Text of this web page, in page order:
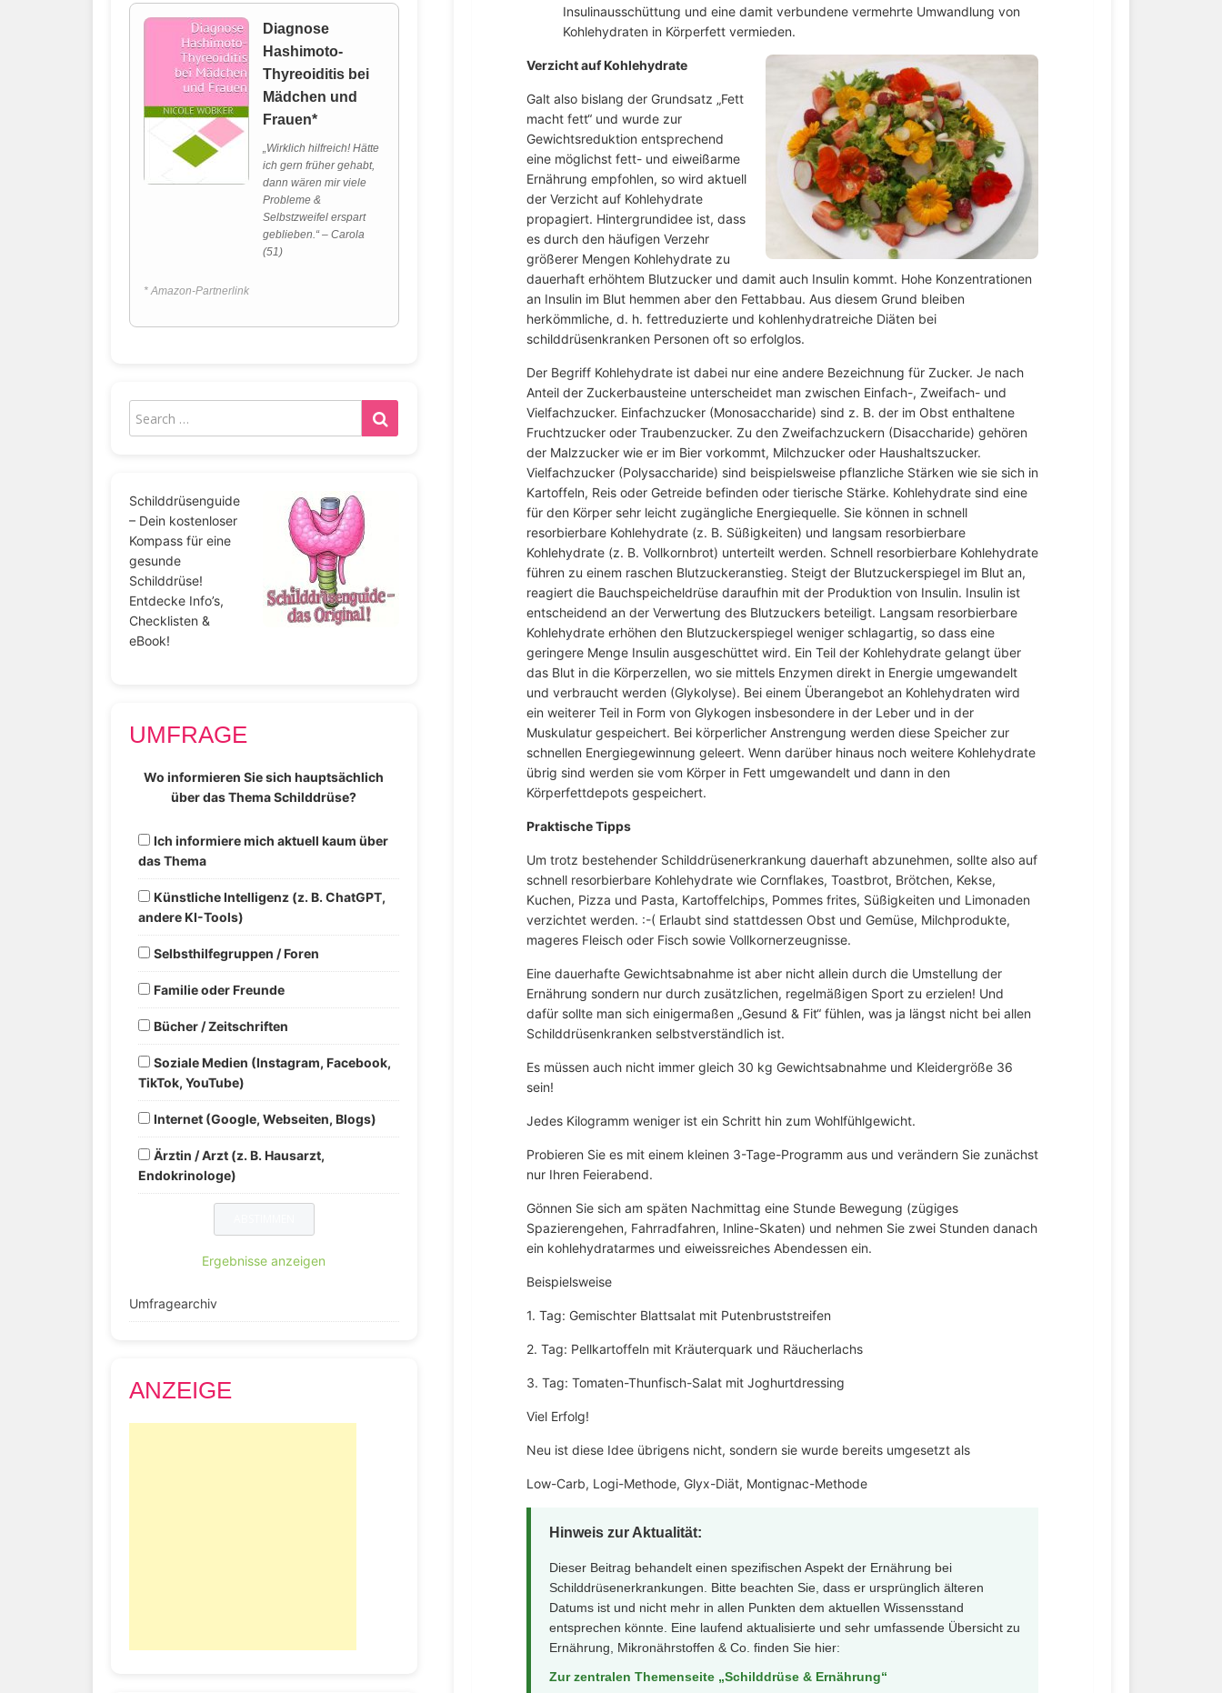
Insulinausschüttung und eine damit verbundene vermehrte Umwandlung von
Kohlehydraten in Körperfett vermieden.
Verzicht auf Kohlehydrate
Galt also bislang der Grundsatz „Fett
macht fett“ und wurde zur
Gewichtsreduktion entsprechend
eine möglichst fett- und eiweißarme
Ernährung empfohlen, so wird aktuell
der Verzicht auf Kohlehydrate
propagiert. Hintergrundidee ist, dass
es durch den häufigen Verzehr
größerer Mengen Kohlehydrate zu
dauerhaft erhöhtem Blutzucker und damit auch Insulin kommt. Hohe Konzentrationen
an Insulin im Blut hemmen aber den Fettabbau. Aus diesem Grund bleiben
herkömmliche, d. h. fettreduzierte und kohlenhydratreiche Diäten bei
schilddrüsenkranken Personen oft so erfolglos.
Der Begriff Kohlehydrate ist dabei nur eine andere Bezeichnung für Zucker. Je nach
Anteil der Zuckerbausteine unterscheidet man zwischen Einfach-, Zweifach- und
Vielfachzucker. Einfachzucker (Monosaccharide) sind z. B. der im Obst enthaltene
Fruchtzucker oder Traubenzucker. Zu den Zweifachzuckern (Disaccharide) gehören
der Malzzucker wie er im Bier vorkommt, Milchzucker oder Haushaltszucker.
Vielfachzucker (Polysaccharide) sind beispielsweise pflanzliche Stärken wie sie sich in
Kartoffeln, Reis oder Getreide befinden oder tierische Stärke. Kohlehydrate sind eine
für den Körper sehr leicht zugängliche Energiequelle. Sie können in schnell
resorbierbare Kohlehydrate (z. B. Süßigkeiten) und langsam resorbierbare
Kohlehydrate (z. B. Vollkornbrot) unterteilt werden. Schnell resorbierbare Kohlehydrate
führen zu einem raschen Blutzuckeranstieg. Steigt der Blutzuckerspiegel im Blut an,
reagiert die Bauchspeicheldrüse daraufhin mit der Produktion von Insulin. Insulin ist
entscheidend an der Verwertung des Blutzuckers beteiligt. Langsam resorbierbare
Kohlehydrate erhöhen den Blutzuckerspiegel weniger schlagartig, so dass eine
geringere Menge Insulin ausgeschüttet wird. Ein Teil der Kohlehydrate gelangt über
das Blut in die Körperzellen, wo sie mittels Enzymen direkt in Energie umgewandelt
und verbraucht werden (Glykolyse). Bei einem Überangebot an Kohlehydraten wird
ein weiterer Teil in Form von Glykogen insbesondere in der Leber und in der
Muskulatur gespeichert. Bei körperlicher Anstrengung werden diese Speicher zur
schnellen Energiegewinnung geleert. Wenn darüber hinaus noch weitere Kohlehydrate
übrig sind werden sie vom Körper in Fett umgewandelt und dann in den
Körperfettdepots gespeichert.
Praktische Tipps
Um trotz bestehender Schilddrüsenerkrankung dauerhaft abzunehmen, sollte also auf
schnell resorbierbare Kohlehydrate wie Cornflakes, Toastbrot, Brötchen, Kekse,
Kuchen, Pizza und Pasta, Kartoffelchips, Pommes frites, Süßigkeiten und Limonaden
verzichtet werden. :-( Erlaubt sind stattdessen Obst und Gemüse, Milchprodukte,
mageres Fleisch oder Fisch sowie Vollkornerzeugnisse.
Eine dauerhafte Gewichtsabnahme ist aber nicht allein durch die Umstellung der
Ernährung sondern nur durch zusätzlichen, regelmäßigen Sport zu erzielen! Und
dafür sollte man sich einigermaßen „Gesund & Fit“ fühlen, was ja längst nicht bei allen
Schilddrüsenkranken selbstverständlich ist.
Es müssen auch nicht immer gleich 30 kg Gewichtsabnahme und Kleidergröße 36
sein!
Jedes Kilogramm weniger ist ein Schritt hin zum Wohlfühlgewicht.
Probieren Sie es mit einem kleinen 3-Tage-Programm aus und verändern Sie zunächst
nur Ihren Feierabend.
Gönnen Sie sich am späten Nachmittag eine Stunde Bewegung (zügiges
Spazierengehen, Fahrradfahren, Inline-Skaten) und nehmen Sie zwei Stunden danach
ein kohlehydratarmes und eiweissreiches Abendessen ein.
Beispielsweise
1. Tag: Gemischter Blattsalat mit Putenbruststreifen
2. Tag: Pellkartoffeln mit Kräuterquark und Räucherlachs
3. Tag: Tomaten-Thunfisch-Salat mit Joghurtdressing
Viel Erfolg!
Neu ist diese Idee übrigens nicht, sondern sie wurde bereits umgesetzt als
Low-Carb, Logi-Methode, Glyx-Diät, Montignac-Methode
Hinweis zur Aktualität:
Dieser Beitrag behandelt einen spezifischen Aspekt der Ernährung bei
Schilddrüsenerkrankungen. Bitte beachten Sie, dass er ursprünglich älteren
Datums ist und nicht mehr in allen Punkten dem aktuellen Wissensstand
entsprechen könnte. Eine laufend aktualisierte und sehr umfassende Übersicht zu
Ernährung, Mikronährstoffen & Co. finden Sie hier:
Zur zentralen Themenseite „Schilddrüse & Ernährung“
Diagnose
Hashimoto-
Thyreoiditis bei
Mädchen und
Frauen*
„Wirklich hilfreich! Hätte
ich gern früher gehabt,
dann wären mir viele
Probleme &
Selbstzweifel erspart
geblieben.“ – Carola
(51)
* Amazon-Partnerlink
Schilddrüsenguide
– Dein kostenloser
Kompass für eine
gesunde
Schilddrüse!
Entdecke Info’s,
Checklisten &
eBook!
UMFRAGE
Wo informieren Sie sich hauptsächlich
über das Thema Schilddrüse?
Ich informiere mich aktuell kaum über
das Thema
Künstliche Intelligenz (z. B. ChatGPT,
andere KI-Tools)
Selbsthilfegruppen / Foren
Familie oder Freunde
Bücher / Zeitschriften
Soziale Medien (Instagram, Facebook,
TikTok, YouTube)
Internet (Google, Webseiten, Blogs)
Ärztin / Arzt (z. B. Hausarzt,
Endokrinologe)
Ergebnisse anzeigen
Umfragearchiv
ANZEIGE